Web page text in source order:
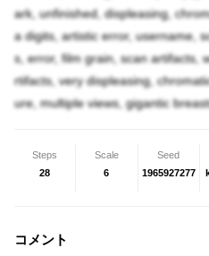
ark, unfinished, displeasing,
a digits, artistic error, username,
s, error, film grain, scan artifacts,
rtifacts, very displeasing,
ure, multiple views, gigantic
Steps
28
Scale
6
Seed
1965927277
コメント